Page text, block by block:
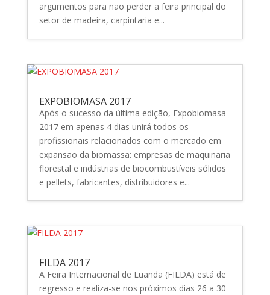
argumentos para não perder a feira principal do
setor de madeira, carpintaria e...
EXPOBIOMASA 2017
Após o sucesso da última edição, Expobiomasa
2017 em apenas 4 dias unirá todos os
profissionais relacionados com o mercado em
expansão da biomassa: empresas de maquinaria
florestal e indústrias de biocombustíveis sólidos
e pellets, fabricantes, distribuidores e...
FILDA 2017
A Feira Internacional de Luanda (FILDA) está de
regresso e realiza-se nos próximos dias 26 a 30